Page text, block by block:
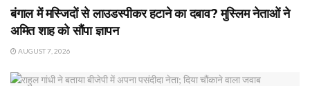
बंगाल में मस्जिदों से लाउडस्पीकर हटाने का दबाव? मुस्लिम नेताओं ने
अमित शाह को सौंपा ज्ञापन
AUGUST 7, 2026